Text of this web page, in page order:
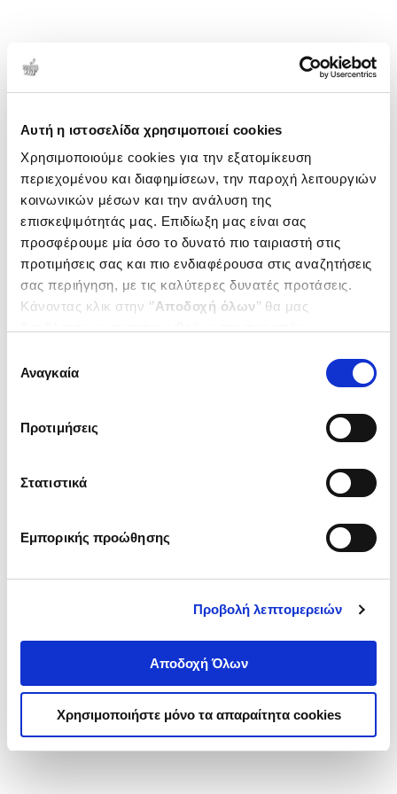
Αυτή η ιστοσελίδα χρησιμοποιεί cookies
Χρησιμοποιούμε cookies για την εξατομίκευση
περιεχομένου και διαφημίσεων, την παροχή λειτουργιών
κοινωνικών μέσων και την ανάλυση της
επισκεψιμότητάς μας. Επιδίωξη μας είναι σας
προσφέρουμε μία όσο το δυνατό πιο ταιριαστή στις
προτιμήσεις σας και πιο ενδιαφέρουσα στις αναζητήσεις
σας περιήγηση, με τις καλύτερες δυνατές προτάσεις.
Κάνοντας κλικ στην ‘’Αποδοχή όλων’’ θα μας
ενδιαφέρουν και να επιλέξετε από τα παρακάτω με την
΄΄και να ενημερωθείτε σχετικά με
συγκατάθεσης
Αναγκαία
Προτιμήσεις
Στατιστικά
Εμπορικής προώθησης
Προβολή λεπτομερειών
Αποδοχή Όλων
Χρησιμοποιήστε μόνο τα απαραίτητα cookies